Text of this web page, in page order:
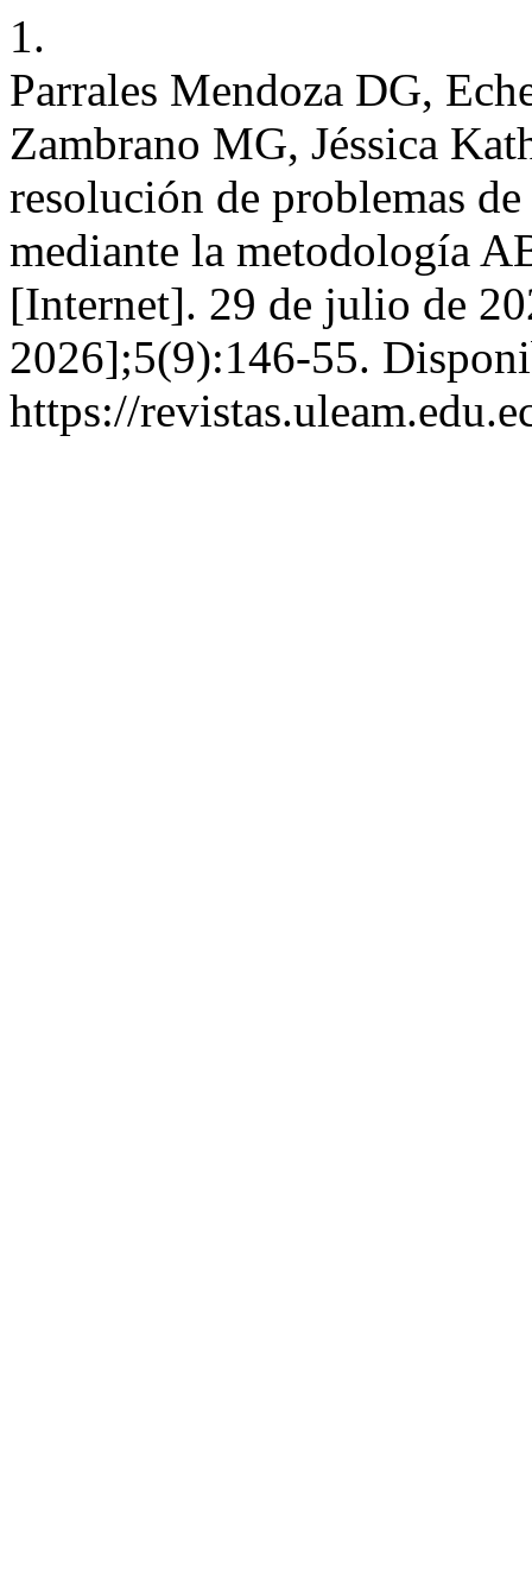
1.
Parrales Mendoza DG,
Zambrano MG, Jéssica
resolución de problemas
mediante la metodología
[Internet]. 29 de julio de
2026];5(9):146-55.
https://